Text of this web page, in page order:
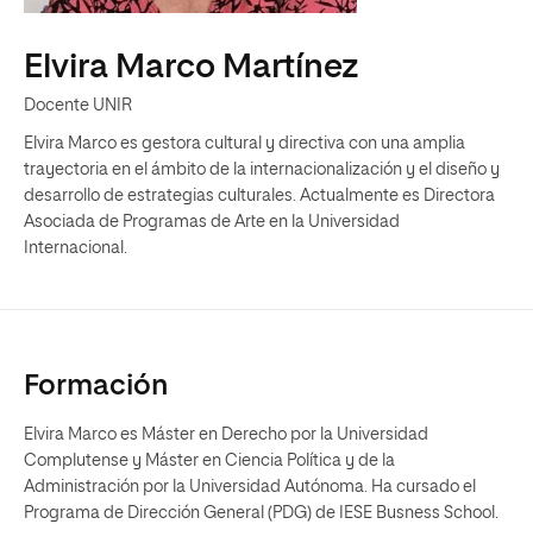
Elvira Marco Martínez
Docente UNIR
Elvira Marco es gestora cultural y directiva con una amplia
trayectoria en el ámbito de la internacionalización y el diseño y
desarrollo de estrategias culturales. Actualmente es Directora
Asociada de Programas de Arte en la Universidad
Internacional.
Formación
Elvira Marco es Máster en Derecho por la Universidad
Complutense y Máster en Ciencia Política y de la
Administración por la Universidad Autónoma. Ha cursado el
Programa de Dirección General (PDG) de IESE Busness School.